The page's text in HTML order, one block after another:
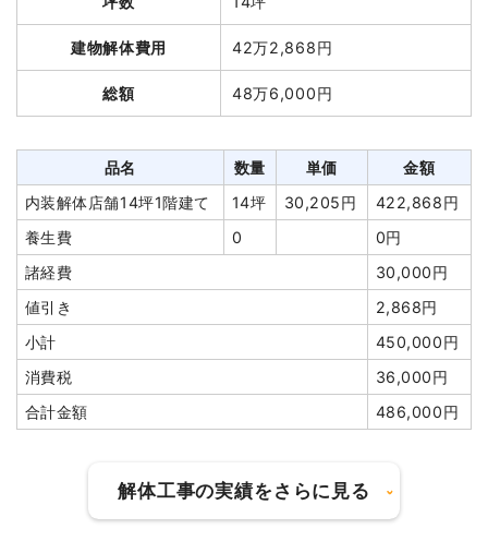
品名 数量 単価
金額
軽量鉄骨造住宅31坪1階建
31
24,640
鉄骨造倉庫17坪1階建て
17
21,412円 364,000円
0
物置撤去
1式
5,000円
諸経費
100,000円
値引き
0円
小計
1,232,840
円
消費税
123,284円
合計金額
1,356,124円
品名
鉄骨造小屋20坪2階建て
20坪 30,000円
600,000円
1式
6t 9,500円
57,000円
諸経費
30,000円
値引き
132,200円
小計
669,800円
消費税
80,200円
合計金額
750,000円
坪数 60坪
建物解体費用 42万2,868円
総額 48万6,000円
品名 数量 単価
金額
内装解体店舗14坪1階建て
14坪 30,205円
422,868円
養生費
0
0円
諸経費
30,000円
値引き
2,868円
小計
450,000円
消費税
36,000円
合計金額
486,000円
解体工事の実績をさらに見る